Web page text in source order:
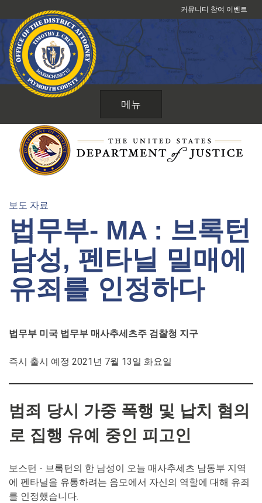
텐
츠
건
커뮤니티 참여 이벤트
메뉴
보도 자료
법무부- MA : 브록턴
남성, 펜타닐 밀매에
유죄를 인정하다
법무부 미국 법무부 매사추세츠주 검찰청 지구
즉시 출시 예정 2021년 7월 13일 화요일
범죄 당시 가중 폭행 및 납치 혐의
로 집행 유예 중인 피고인
보스턴 - 브록턴의 한 남성이 오늘 매사추세츠 남동부 지역
에 펜타닐을 유통하려는 음모에서 자신의 역할에 대해 유죄
를 인정했습니다.